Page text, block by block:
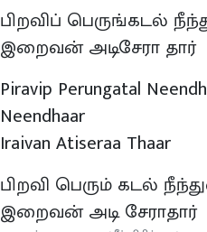
பிறவிப் பெருங்கடல்
இறைவன் அடிசேரா தார்
Piravip Perungatal
Neendhaar
Iraivan Atiseraa Thaar
பிறவி பெரும் கடல்
இறைவன் அடி சேராதார்